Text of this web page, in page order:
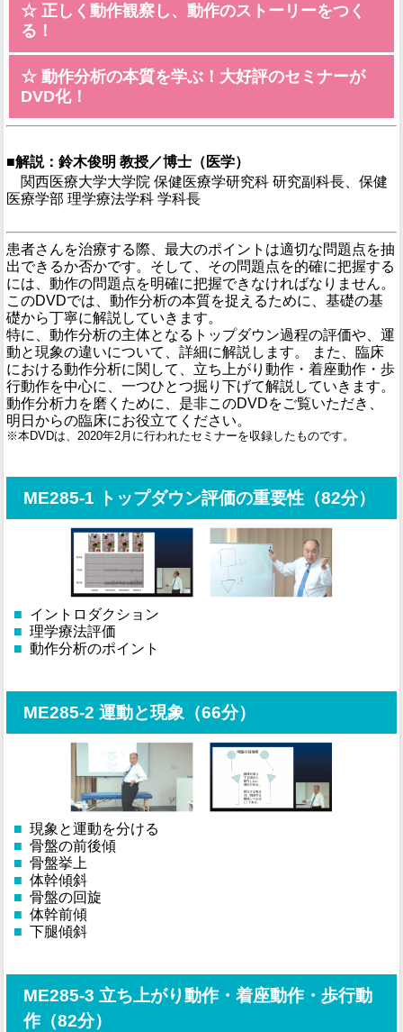
☆ 正しく動作観察し、動作のストーリーをつく
る！
☆ 動作分析の本質を学ぶ！大好評のセミナーが
DVD化！
■解説：鈴木俊明 教授／博士（医学）
関西医療大学大学院 保健医療学研究科 研究副科長、保健
医療学部 理学療法学科 学科長
患者さんを治療する際、最大のポイントは適切な問題点を抽
出できるか否かです。そして、その問題点を的確に把握する
には、動作の問題点を明確に把握できなければなりません。
このDVDでは、動作分析の本質を捉えるために、基礎の基
礎から丁寧に解説していきます。
特に、動作分析の主体となるトップダウン過程の評価や、運
動と現象の違いについて、詳細に解説します。 また、臨床
における動作分析に関して、立ち上がり動作・着座動作・歩
行動作を中心に、一つひとつ掘り下げて解説していきます。
動作分析力を磨くために、是非このDVDをご覧いただき、
明日からの臨床にお役立てください。
※本DVDは、2020年2月に行われたセミナーを収録したものです。
ME285-1 トップダウン評価の重要性（82分）
■ イントロダクション
■ 理学療法評価
■ 動作分析のポイント
ME285-2 運動と現象（66分）
■ 現象と運動を分ける
■ 骨盤の前後傾
■ 骨盤挙上
■ 体幹傾斜
■ 骨盤の回旋
■ 体幹前傾
■ 下腿傾斜
ME285-3 立ち上がり動作・着座動作・歩行動
作（82分）